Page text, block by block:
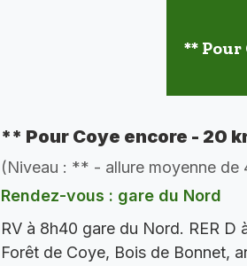
** Pour
** Pour Coye encore - 20
(Niveau : ** - allure moyenne de
Rendez-vous : gare du Nord
RV à 8h40 gare du Nord. RER
Forêt de Coye, Bois de Bonnet,